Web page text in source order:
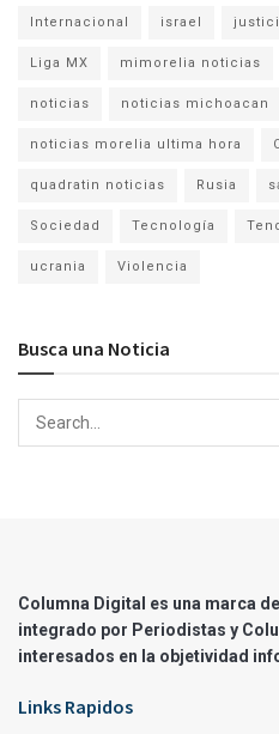
Internacional israel
Liga MX mimorelia noticias
noticias noticias michoacan
noticias morelia ultima hora
quadratin noticias Rusia
Sociedad Tecnología
ucrania Violencia
Busca una Noticia
Columna Digital es una marca
integrado por Periodistas y
interesados en la objetividad
Links Rapidos